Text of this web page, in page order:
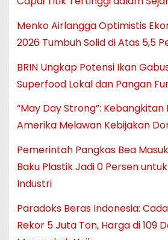
Menko Airlangga Optimistis
2026 Tumbuh Solid di Atas 5,5
BRIN Ungkap Potensi Ikan
Superfood Lokal dan Pangan
“May Day Strong”: Kebangkitan
Amerika Melawan Kebijakan
Pemerintah Pangkas Bea
Baku Plastik Jadi 0 Persen
Industri
Paradoks Beras Indonesia:
Rekor 5 Juta Ton, Harga di 109